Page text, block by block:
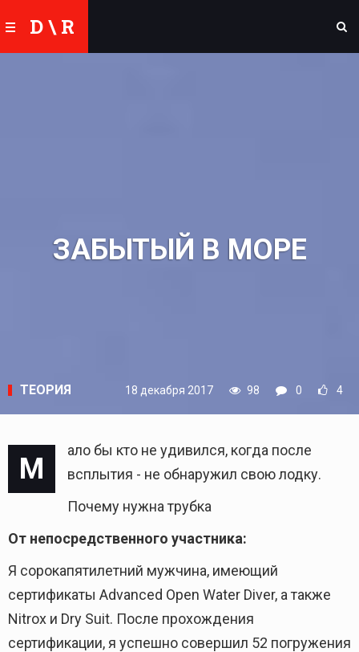
D \ R
ЗАБЫТЫЙ В МОРЕ
ТЕОРИЯ 18 декабря 2017 98 0 4
М
ало бы кто не удивился, когда после
всплытия - не обнаружил свою лодку.
Почему нужна трубка
От непосредственного участника:
Я сорокапятилетний мужчина, имеющий
сертификаты Advanced Open Water Diver, а также
Nitrox и Dry Suit. После прохождения
сертификации, я успешно совершил 52 погружения